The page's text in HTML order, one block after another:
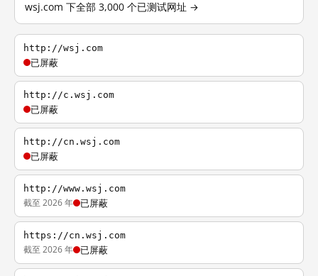
wsj.com 下全部 3,000 个已测试网址 →
http://wsj.com
已屏蔽
http://c.wsj.com
已屏蔽
http://cn.wsj.com
已屏蔽
http://www.wsj.com
截至 2026 年 已屏蔽
https://cn.wsj.com
截至 2026 年 已屏蔽